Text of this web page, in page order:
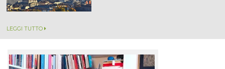
LEGGI TUTTO